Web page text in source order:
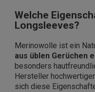
Welche
Longsleeves?
Merinowolle ist ein
aus üblen Gerüchen
besonders
Hersteller
sich diese